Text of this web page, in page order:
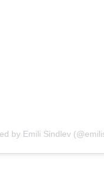
by Emili Sindlev